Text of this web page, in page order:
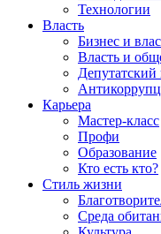
Технологии
Власть
Бизнес и
Власть и
Депутатский
Карьера
Мастер-класс
Профи
Образование
Кто есть кто?
Стиль жизни
Среда